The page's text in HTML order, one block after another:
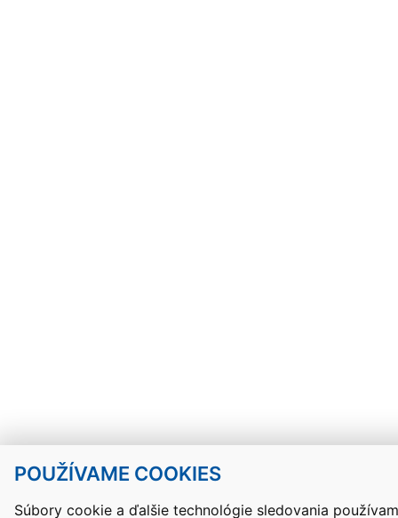
POUŽÍVAME COOKIES
Súbory cookie a ďalšie technológie sledovania